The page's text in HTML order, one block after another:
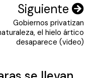
Siguiente
Gobiernos privatizan
el hielo ártico
desaparece (video)